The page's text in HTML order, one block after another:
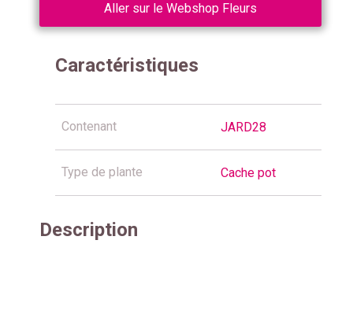
Aller sur le Webshop Fleurs
Caractéristiques
Contenant JARD28
Type de plante Cache pot
Description